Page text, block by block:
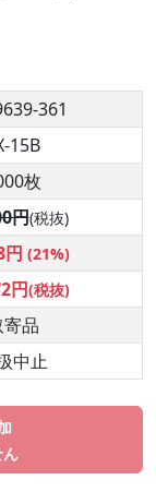
361
15B
枚
円(税抜)
円 (21%)
円(税抜)
品
中止